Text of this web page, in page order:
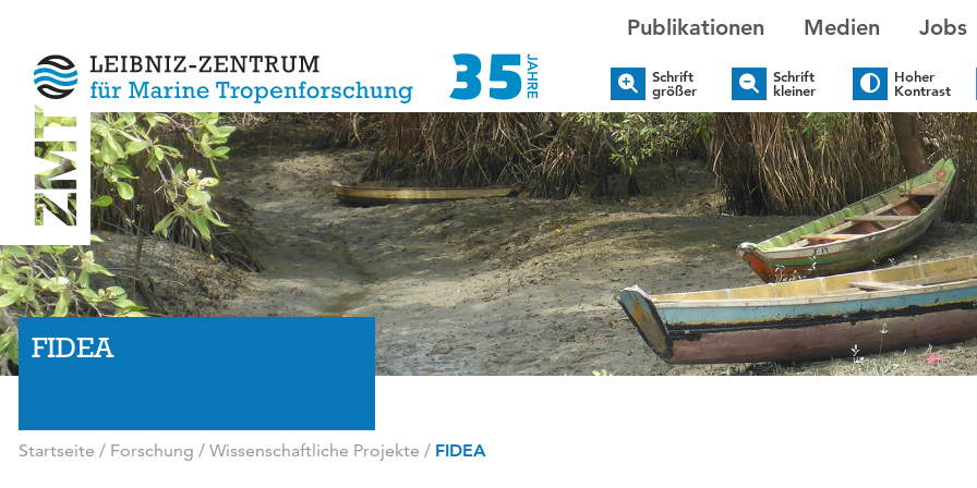
Publikationen Medien Jobs
Schrift
größer
Schrift
kleiner
Hoher
Kontrast
FIDEA
Startseite / Forschung / Wissenschaftliche Projekte / FIDEA